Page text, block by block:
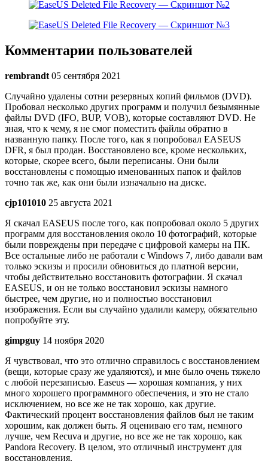
Комментарии пользователей
rembrandt 05 сентября 2021
Случайно удалены сотни резервных копий фильмов (DVD).
Пробовал несколько других программ и получил безымянные
файлы DVD (IFO, BUP, VOB), которые составляют DVD. Не
зная, что к чему, я не смог поместить файлы обратно в
названную папку. После того, как я попробовал EASEUS
DFR, я был продан. Восстановлено все, кроме нескольких,
которые, скорее всего, были переписаны. Они были
восстановлены с помощью именованных папок и файлов
точно так же, как они были изначально на диске.
cjp101010 25 августа 2021
Я скачал EASEUS после того, как попробовал около 5 других
программ для восстановления около 10 фотографий, которые
были повреждены при передаче с цифровой камеры на ПК.
Все остальные либо не работали с Windows 7, либо давали вам
только эскизы и просили обновиться до платной версии,
чтобы действительно восстановить фотографии. Я скачал
EASEUS, и он не только восстановил эскизы намного
быстрее, чем другие, но и полностью восстановил
изображения. Если вы случайно удалили камеру, обязательно
попробуйте эту.
gimpguy 14 ноября 2020
Я чувствовал, что это отлично справилось с восстановлением
(вещи, которые сразу же удаляются), и мне было очень тяжело
с любой перезаписью. Easeus — хорошая компания, у них
много хорошего программного обеспечения, и это не стало
исключением, но все же не так хорошо, как другие.
Фактический процент восстановления файлов был не таким
хорошим, как должен быть. Я оцениваю его там, немного
лучше, чем Recuva и другие, но все же не так хорошо, как
Pandora Recovery. В целом, это отличный инструмент для
восстановления.